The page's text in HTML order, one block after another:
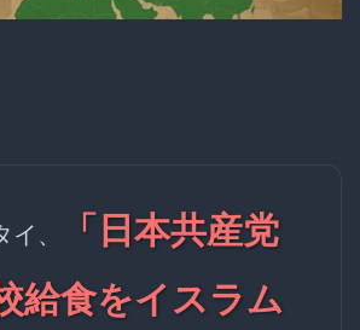
、
「日本共産党
給食をイスラム